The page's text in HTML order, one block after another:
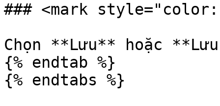
### <mark
Chọn **Lưu** hoặc
{% endtab %}
{% endtabs %}